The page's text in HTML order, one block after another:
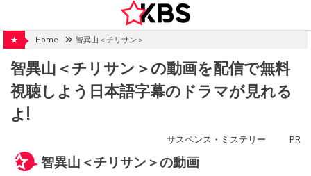
content
★ Home 智異山＜チリサン＞
智異山＜チリサン＞の動画を配信で無料
視聴しよう日本語字幕のドラマが見れる
よ!
サスペンス・ミステリー PR
智異山＜チリサン＞の動画